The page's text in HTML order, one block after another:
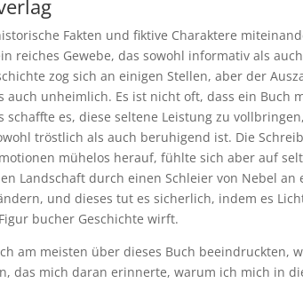
Fakten und fiktive Charaktere
reiches Gewebe, das sowohl informativ als
zog sich an einigen Stellen, aber der
auch unheimlich. Es ist nicht oft, dass ein Buch
schaffte es, diese seltene Leistung zu
tröstlich als auch beruhigend ist. Die
mühelos herauf, fühlte sich aber auf
Landschaft durch einen Schleier von Nebel
und dieses tut es sicherlich, indem es
bucher Geschichte wirft.
am meisten über dieses Buch beeindruckten,
das mich daran erinnerte, warum ich mich in